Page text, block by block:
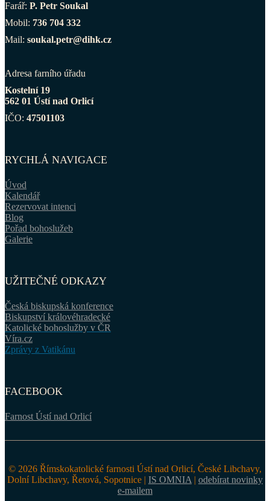
Farář: P. Petr Soukal
Mobil: 736 704 332
Mail: soukal.petr@dihk.cz
Adresa farního úřadu
Kostelní 19
562 01 Ústí nad Orlicí
IČO: 47501103
RYCHLÁ NAVIGACE
Úvod
Kalendář
Rezervovat intenci
Blog
Pořad bohoslužeb
Galerie
UŽITEČNÉ ODKAZY
Česká biskupská konference
Biskupství královéhradecké
Katolické bohoslužby v ČR
Víra.cz
Zprávy z Vatikánu
FACEBOOK
Farnost Ústí nad Orlicí
© 2026 Římskokatolické farnosti Ústí nad Orlicí, České Libchavy,
Dolní Libchavy, Řetová, Sopotnice | IS OMNIA | odebírat novinky
e-mailem